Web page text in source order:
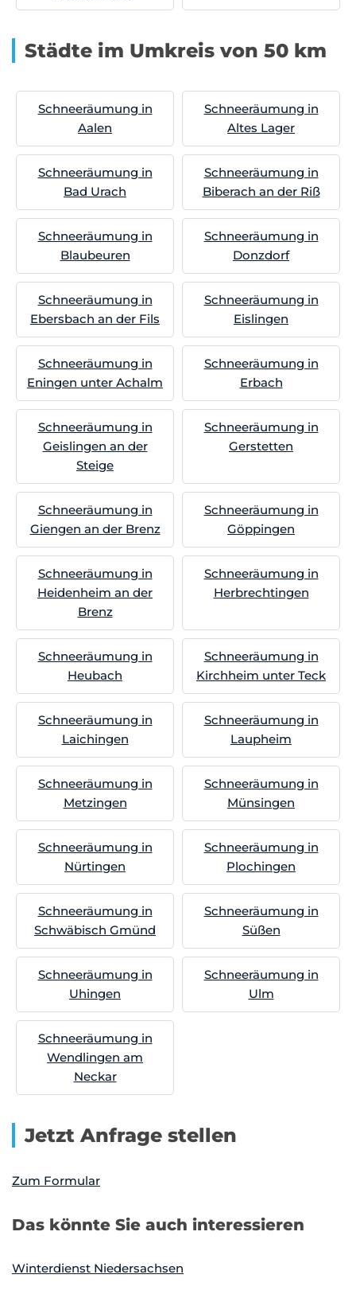
Städte im Umkreis von 50 km
Schneeräumung in
Aalen
Schneeräumung in
Altes Lager
Schneeräumung in
Bad Urach
Schneeräumung in
Biberach an der Riß
Schneeräumung in
Blaubeuren
Schneeräumung in
Donzdorf
Schneeräumung in
Ebersbach an der Fils
Schneeräumung in
Eislingen
Schneeräumung in
Eningen unter Achalm
Schneeräumung in
Erbach
Schneeräumung in
Geislingen an der
Steige
Schneeräumung in
Gerstetten
Schneeräumung in
Giengen an der Brenz
Schneeräumung in
Göppingen
Schneeräumung in
Heidenheim an der
Brenz
Schneeräumung in
Herbrechtingen
Schneeräumung in
Heubach
Schneeräumung in
Kirchheim unter Teck
Schneeräumung in
Laichingen
Schneeräumung in
Laupheim
Schneeräumung in
Metzingen
Schneeräumung in
Münsingen
Schneeräumung in
Nürtingen
Schneeräumung in
Plochingen
Schneeräumung in
Schwäbisch Gmünd
Schneeräumung in
Süßen
Schneeräumung in
Uhingen
Schneeräumung in
Ulm
Schneeräumung in
Wendlingen am
Neckar
Jetzt Anfrage stellen
Zum Formular
Das könnte Sie auch interessieren
Winterdienst Niedersachsen